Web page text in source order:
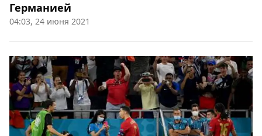
Германией
04:03, 24 июня 2021